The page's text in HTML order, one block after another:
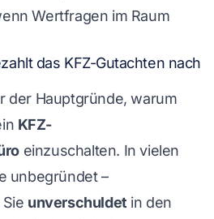
Wertfragen im Raum
das KFZ-Gutachten nach
der Hauptgründe, warum
KFZ-
einzuschalten. In vielen
unbegründet –
unverschuldet in den